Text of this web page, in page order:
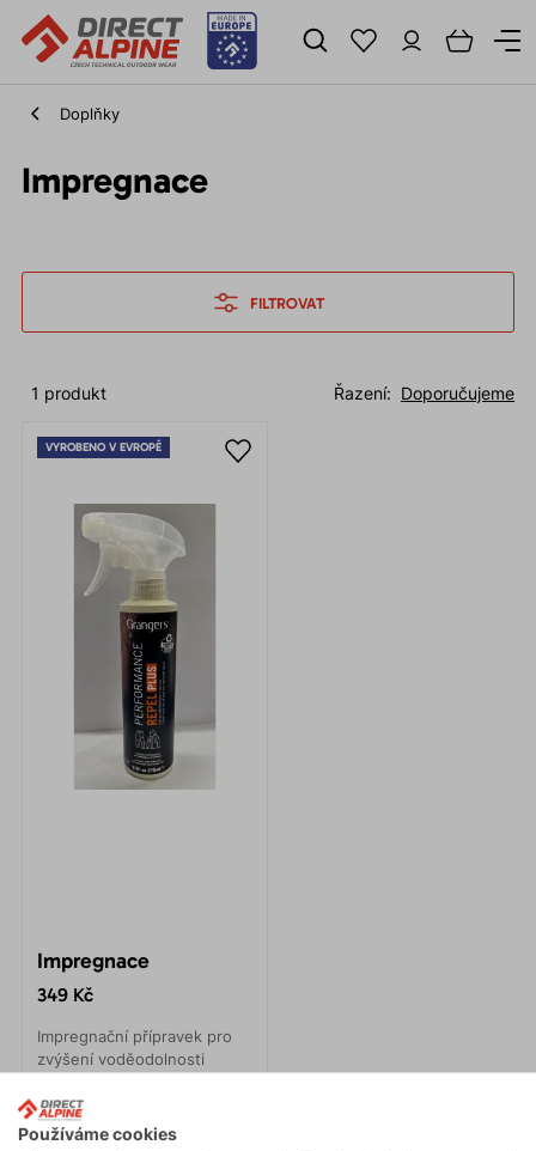
Doplňky
Impregnace
FILTROVAT
Doporučujeme
Řazení:
1 produkt
VYROBENO V EVROPĚ
Impregnace
349 Kč
Impregnační přípravek pro
zvýšení voděodolnosti
oblečení.
Používáme cookies